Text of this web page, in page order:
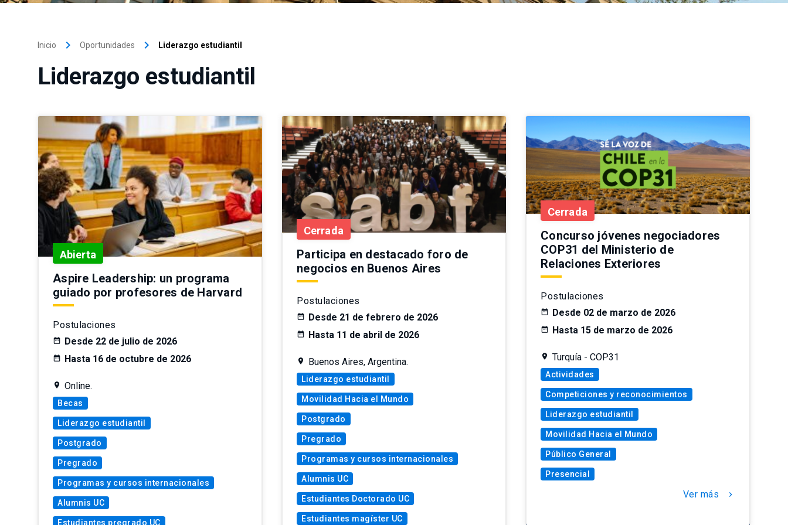
Inicio keyboard_arrow_right Oportunidades keyboard_arrow_right Liderazgo estudiantil
Liderazgo estudiantil
Abierta
Aspire Leadership: un programa
guiado por profesores de Harvard
Postulaciones
Desde 22 de julio de 2026
Hasta 16 de octubre de 2026
Online.
Becas
Liderazgo estudiantil
Postgrado
Pregrado
Programas y cursos internacionales
Alumnis UC
Estudiantes pregrado UC
Cerrada
Participa en destacado foro de
negocios en Buenos Aires
Postulaciones
Desde 21 de febrero de 2026
Hasta 11 de abril de 2026
Buenos Aires, Argentina.
Liderazgo estudiantil
Movilidad Hacia el Mundo
Postgrado
Pregrado
Programas y cursos internacionales
Alumnis UC
Estudiantes Doctorado UC
Estudiantes magíster UC
Cerrada
Concurso jóvenes negociadores
COP31 del Ministerio de
Relaciones Exteriores
Postulaciones
Desde 02 de marzo de 2026
Hasta 15 de marzo de 2026
Turquía - COP31
Actividades
Competiciones y reconocimientos
Liderazgo estudiantil
Movilidad Hacia el Mundo
Público General
Presencial
Ver más chevron_right